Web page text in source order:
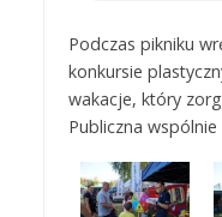
Podczas pikniku
konkursie
wakacje, który
Publiczna